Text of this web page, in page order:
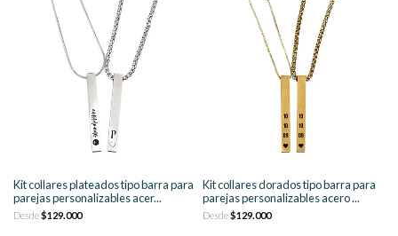
Kit collares plateados tipo barra para
parejas personalizables acer...
Desde$129.000
Kit collares dorados tipo barra para
parejas personalizables acero ...
Desde$129.000